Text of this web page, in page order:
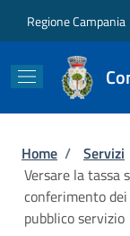
Regione Campania
Briciole
Home / Servizi
Versare la tassa
conferimento
pubblico servizio